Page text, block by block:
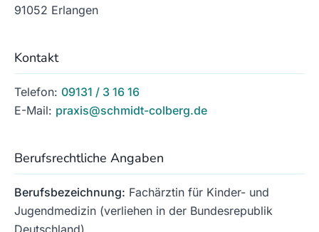
91052 Erlangen
Kontakt
Telefon: 09131 / 3 16 16
E-Mail: praxis@schmidt-colberg.de
Berufsrechtliche Angaben
Berufsbezeichnung: Fachärztin für Kinder- und
Jugendmedizin (verliehen in der Bundesrepublik
Deutschland)